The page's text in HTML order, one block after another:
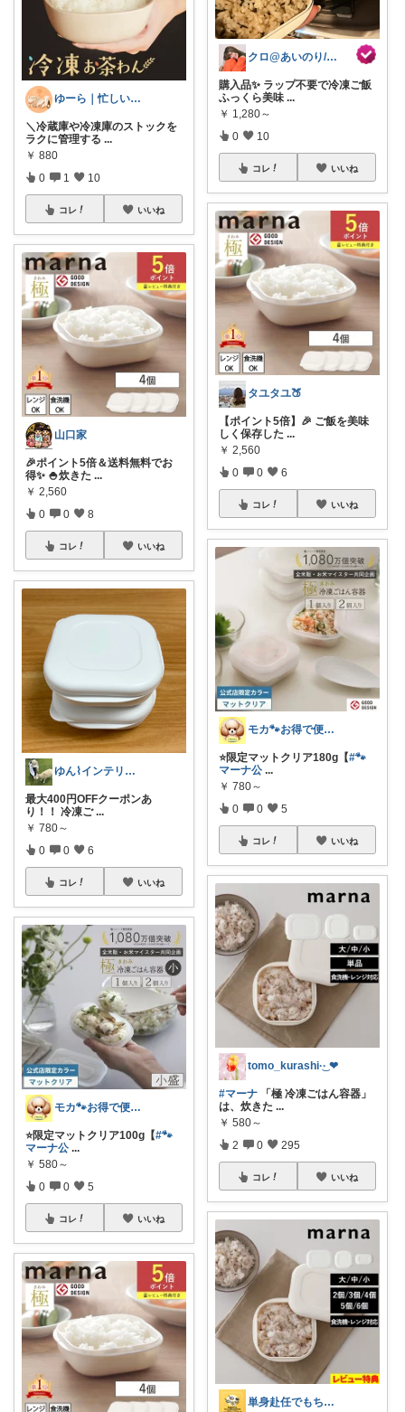
ゆーら｜忙しい女性の暮らしお助けグッズ
＼冷蔵庫や冷凍庫のストックを
ラクに管理する ...
￥ 880
0 1 10
コレ いいね
山口家
🎉ポイント5倍＆送料無料でお
得✨ 🍚炊きた ...
￥ 2,560
0 0 8
コレ いいね
ゆん⌇インテリアと生活雑貨がメイン🧸
最大400円OFFクーポンあ
り！！ 冷凍ご ...
￥ 780～
0 0 6
コレ いいね
モカ🐾お得で便利💛犬とのおうち時間
⭐️限定マットクリア100g【#🐾
マーナ公 ...
￥ 580～
0 0 5
コレ いいね
クロ@あいのり/161cm 着痩せ命
購入品✨ ラップ不要で冷凍ご飯
ふっくら美味 ...
￥ 1,280～
0 10
コレ いいね
タユタユ🍑
【ポイント5倍】🎉 ご飯を美味
しく保存した ...
￥ 2,560
0 0 6
コレ いいね
モカ🐾お得で便利💛犬とのおうち時間
⭐️限定マットクリア180g【#🐾
マーナ公 ...
￥ 780～
0 0 5
コレ いいね
tomo_kurashi‪·͜· ❤︎‬
#マーナ 「極 冷凍ごはん容器」
は、炊きた ...
￥ 580～
2 0 295
コレ いいね
単身赴任でもちゃんと暮らせるROOM